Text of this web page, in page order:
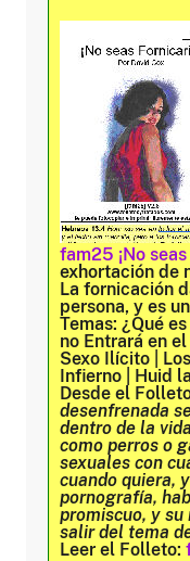
fam25 ¡No
exhortación de
La fornicación
persona, y es
Temas: ¿Qué
no Entrará en
Sexo Ilícito |
Infierno | Huid
Desde el
desenfrenada
dentro de la
como perros o
sexuales con
cuando quiera,
pornografía,
promiscuo, y su
salir del tema
Leer el Folleto: